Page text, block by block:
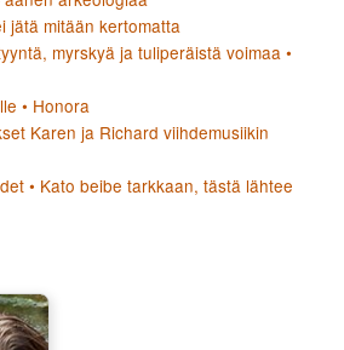
jätä mitään kertomatta
myrskyä ja tuliperäistä voimaa •
• Honora
Karen ja Richard viihdemusiikin
• Kato beibe tarkkaan, tästä lähtee